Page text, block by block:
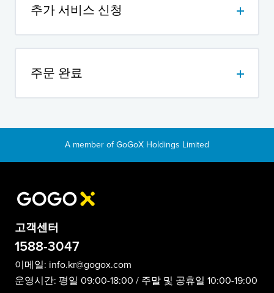
추가 서비스 신청
서비스 신청 품목에서 원하는 서비스 신청
주문 완료
최종 가격 확인하기
고객센터
1588-3047
이메일: info.kr@gogox.com
운영시간: 평일 09:00-18:00 / 주말 및 공휴일 10:00-19:00